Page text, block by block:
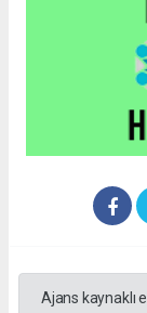
Ajans kaynaklı